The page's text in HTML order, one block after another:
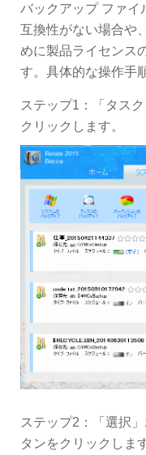
バックアップ ファイ
互換性がない場合や
めに製品ライセンス
す。具体的な操作手
ステップ1：「タス
クリックします。
ステップ2：「選択
タンをクリックしま